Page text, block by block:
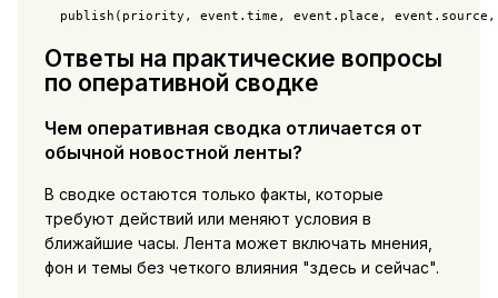
publish(priority, event.time, event.place,
Ответы на практические вопросы
по оперативной сводке
Чем оперативная сводка отличается от
обычной новостной ленты?
В сводке остаются только факты, которые
требуют действий или меняют условия в
ближайшие часы. Лента может включать мнения,
фон и темы без четкого влияния "здесь и сейчас".